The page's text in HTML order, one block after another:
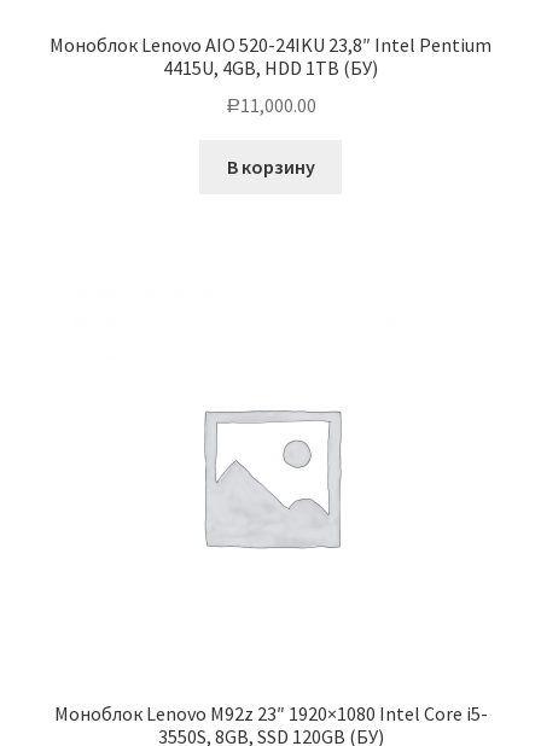
Моноблок Lenovo AIO 520-24IKU 23,8″ Intel Pentium
4415U, 4GB, HDD 1TB (БУ)
Р11,000.00
В корзину
Моноблок Lenovo M92z 23″ 1920×1080 Intel Core i5-
3550S, 8GB, SSD 120GB (БУ)